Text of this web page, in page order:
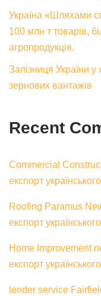
Україна «Шляхами
100 млн т товарів,
агропродукція.
Залізниця України
зернових вантажів
Recent
Commercial
експорт
Roofing Paramus
експорт
Home Improvement
експорт
lender service